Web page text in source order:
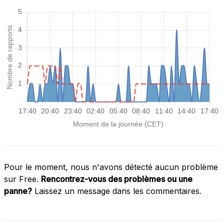
Pour le moment, nous n'avons détecté aucun problème
sur Free. Rencontrez-vous des problèmes ou une
panne? Laissez un message dans les commentaires.